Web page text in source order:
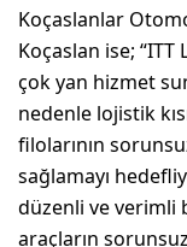
Koçaslanlar
Koçaslan ise;
çok yan hizmet
nedenle lojistik
filolarının
sağlamayı
düzenli ve verimli
araçların